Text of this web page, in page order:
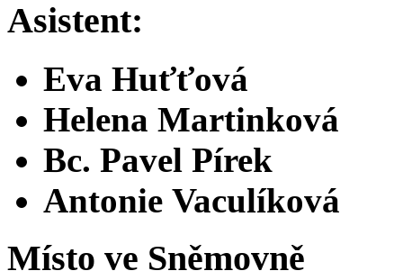
Asistent:
Eva Huťťová
Helena Martinková
Bc. Pavel Pírek
Antonie Vaculíková
Místo ve Sněmovně